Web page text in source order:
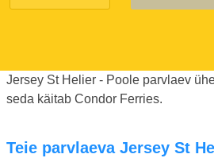
Jersey St Helier - Poole parvlaev
seda käitab Condor Ferries.
Teie parvlaeva Jersey St Helier Poole kuni